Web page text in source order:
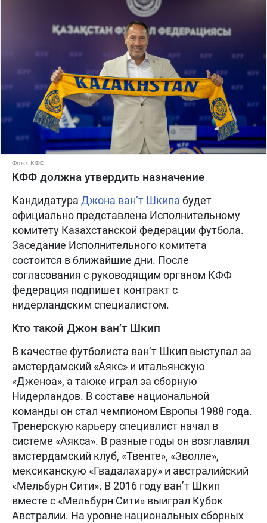
Фото: КФФ
КФФ должна утвердить назначение
Кандидатура Джона ван’т Шкипа будет
официально представлена Исполнительному
комитету Казахстанской федерации футбола.
Заседание Исполнительного комитета
состоится в ближайшие дни. После
согласования с руководящим органом КФФ
федерация подпишет контракт с
нидерландским специалистом.
Кто такой Джон ван’т Шкип
В качестве футболиста ван’т Шкип выступал за
амстердамский «Аякс» и итальянскую
«Дженоа», а также играл за сборную
Нидерландов. В составе национальной
команды он стал чемпионом Европы 1988 года.
Тренерскую карьеру специалист начал в
системе «Аякса». В разные годы он возглавлял
амстердамский клуб, «Твенте», «Зволле»,
мексиканскую «Гвадалахару» и австралийский
«Мельбурн Сити». В 2016 году ван’т Шкип
вместе с «Мельбурн Сити» выиграл Кубок
Австралии. На уровне национальных сборных